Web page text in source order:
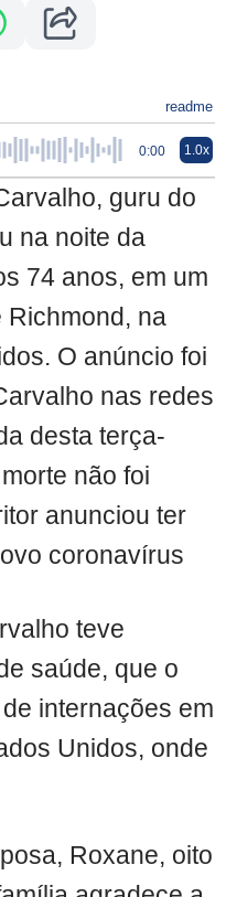
readme
0:00 1.0x
guru do
na noite da
74 anos, em um
Richmond, na
O anúncio foi
nas redes
desta terça-
não foi
anunciou ter
coronavírus
teve
saúde, que o
internações em
Unidos, onde
Roxane, oito